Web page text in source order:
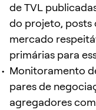
de TVL
do projeto, posts
mercado
primárias para
Monitoramento
pares de
agregadores